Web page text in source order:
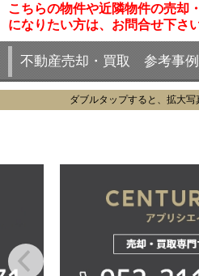
こちらの物件や近隣物件の売却
になりたい方は、お問合せ下さい
不動産売却・買取 参考事例
ダブルタップすると、拡大